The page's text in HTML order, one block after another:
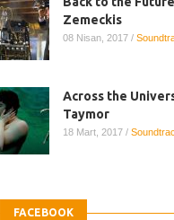
Zemeckis
08 Nisan, 2017 /
Across the
Taymor
18 Mart, 2017 /
FACEBOOK